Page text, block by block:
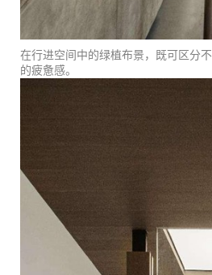
在行进空间中的绿植布景，既可区分
的疲惫感。